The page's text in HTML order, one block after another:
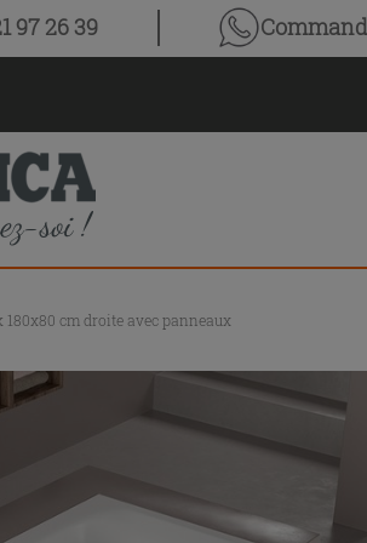
97 26 39
cm droite avec panneaux